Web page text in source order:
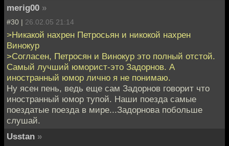
merig00 »
#30 | 26.02.05 21:14
>Никакой нахрен Петросьян и никокой нахрен
Винокур
>Согласен, Петросян и Винокур это полный отстой.
Самый лучший юморист-это Задорнов. А
иностранный юмор лично я не понимаю.
Ну ясен пень, ведь еще сам Задорнов говорит что
иностранный юмор тупой. Наши поезда самые
поездатые поезда в мире...Задорнова побольше
слушай.
Usstan »